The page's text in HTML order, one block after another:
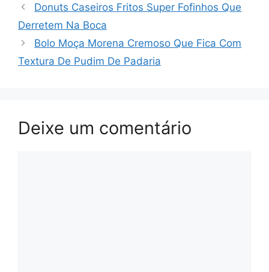
Donuts Caseiros Fritos Super Fofinhos Que
Derretem Na Boca
Bolo Moça Morena Cremoso Que Fica Com
Textura De Pudim De Padaria
Deixe um comentário